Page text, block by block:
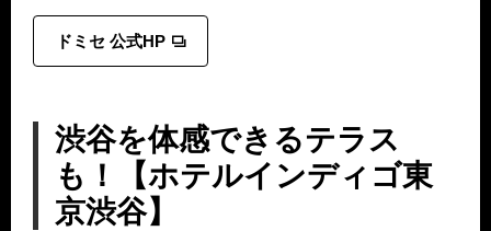
ドミセ 公式HP
渋谷を体感できるテラス
も！【ホテルインディゴ東
京渋谷】